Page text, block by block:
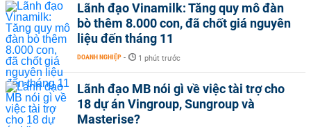
Lãnh đạo Vinamilk: Tăng quy mô đàn
bò thêm 8.000 con, đã chốt giá nguyên
liệu đến tháng 11
DOANH NGHIỆP - 1 phút trước
Lãnh đạo MB nói gì về việc tài trợ cho
18 dự án Vingroup, Sungroup và
Masterise?